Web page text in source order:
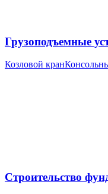
Грузоподъемные
Козловой кран
Строительство